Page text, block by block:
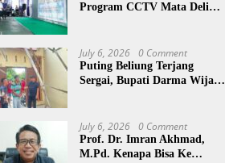
Program CCTV Mata Deli
July 6, 2026 0 Comment
Puting Beliung Terjang
Sergai, Bupati Darma Wijaya
July 6, 2026 0 Comment
Prof. Dr. Imran Akhmad,
M.Pd. Kenapa Bisa Ke